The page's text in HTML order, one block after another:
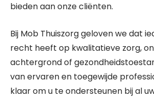
bieden aan onze cliënten.
Bij Mob Thuiszorg geloven we dat
recht heeft op kwalitatieve zorg,
achtergrond of
van ervaren en toegewijde
klaar om u te ondersteunen bij al